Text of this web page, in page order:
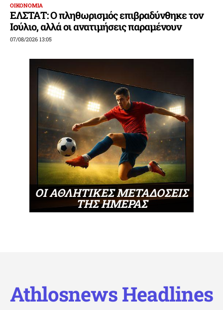
ΟΙΚΟΝΟΜΙΑ
ΕΛΣΤΑΤ: Ο πληθωρισμός επιβραδύνθηκε τον
Ιούλιο, αλλά οι ανατιμήσεις παραμένουν
07/08/2026 13:05
ΟΙ ΑΘΛΗΤΙΚΕΣ ΜΕΤΑΔΟΣΕΙΣ
ΤΗΣ ΗΜΕΡΑΣ
Athlosnews Headlines